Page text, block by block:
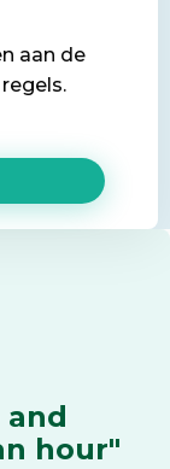
aan de
and
hour"